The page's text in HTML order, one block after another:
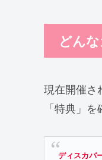
どん
現在開催さ
「特典」を
ディスカバ